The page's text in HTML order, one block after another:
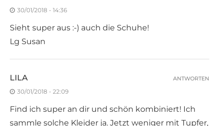
30/01/2018 - 14:36
Sieht super aus :-) auch die Schuhe!
Lg Susan
LILA
30/01/2018 - 22:09
Find ich super an dir und schön kombiniert! Ich
sammle solche Kleider ja. Jetzt weniger mit Tupfer,
ANTWORTEN